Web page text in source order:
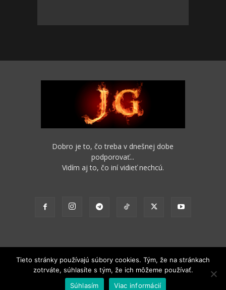
Dobro je to, čo treba v dnešnej dobe
podporovať...
Vidím aj to, čo iní vidieť nechcú.
2012 - 2022 Obsah stránok je možné s funkčným odkazom na pôvodný
zdroj ďalej nekomerčne šíriť.
Tieto stránky používajú súbory cookies. Tým, že na stránkach
zotrváte, súhlasíte s tým, že ich môžeme používať.
Súhlasím
Viac informácií